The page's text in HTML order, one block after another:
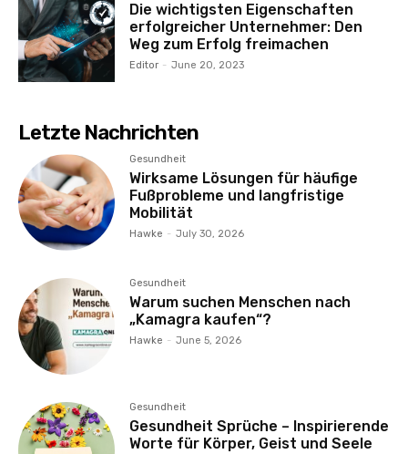
Die wichtigsten Eigenschaften
erfolgreicher Unternehmer: Den
Weg zum Erfolg freimachen
Editor - June 20, 2023
Letzte Nachrichten
Gesundheit
Wirksame Lösungen für häufige
Fußprobleme und langfristige
Mobilität
Hawke - July 30, 2026
Gesundheit
Warum suchen Menschen nach
„Kamagra kaufen“?
Hawke - June 5, 2026
Gesundheit
Gesundheit Sprüche – Inspirierende
Worte für Körper, Geist und Seele